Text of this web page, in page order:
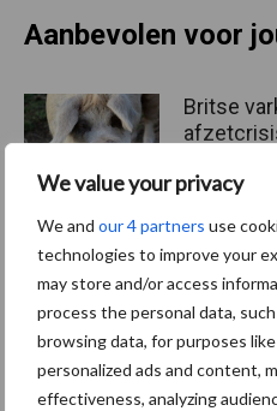
We value your privacy
We and our 4 partners use
technologies to improve your
may store and/or access
process the personal data,
browsing data, for purposes
personalized ads and content,
effectiveness, analyzing
Aanbevolen voor
Britse
grillig:
in de